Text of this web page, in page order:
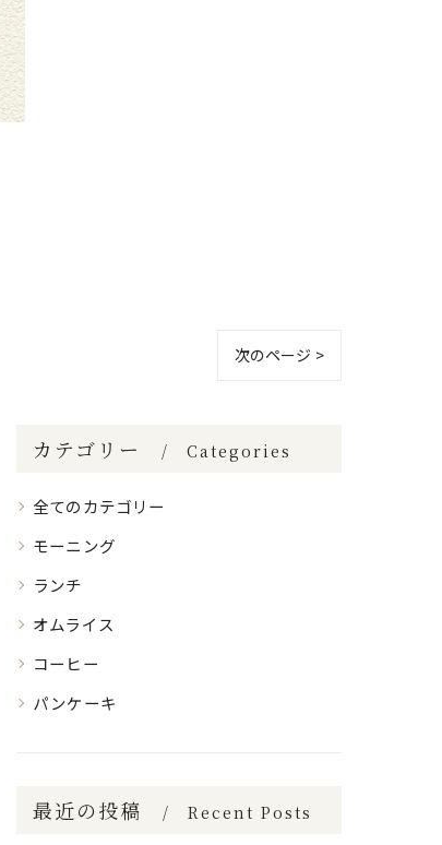
次のページ >
カテゴリー Categories
全てのカテゴリー
モーニング
ランチ
オムライス
コーヒー
パンケーキ
最近の投稿 Recent Posts